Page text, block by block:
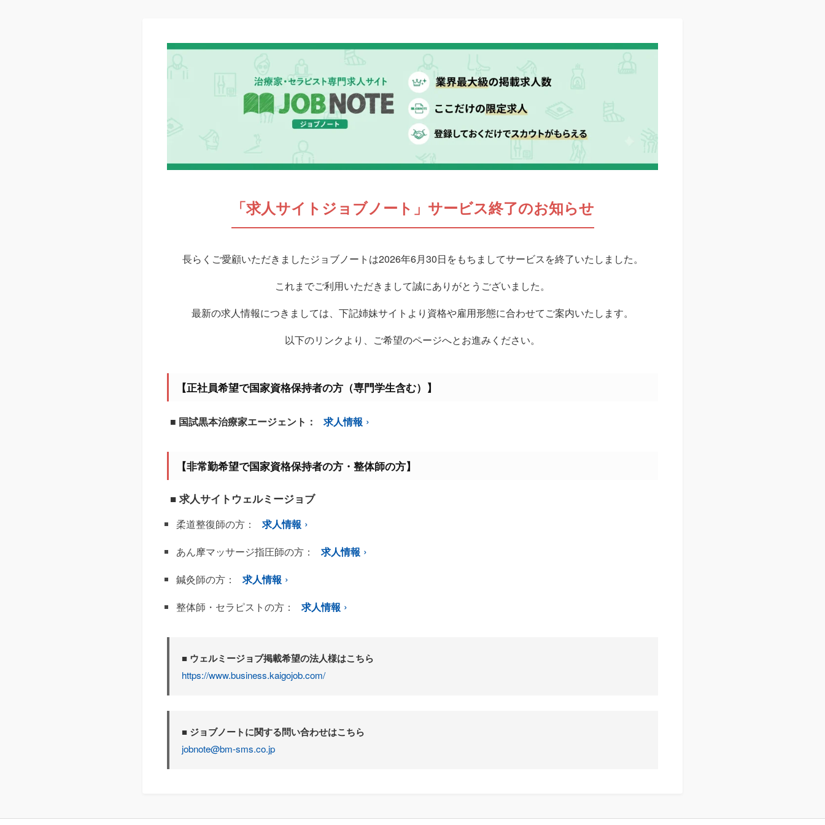
「求人サイトジョブノート」サービス終了のお知らせ
長らくご愛顧いただきましたジョブノートは2026年6月30日をもちましてサービスを終了いたしました。
これまでご利用いただきまして誠にありがとうございました。
最新の求人情報につきましては、下記姉妹サイトより資格や雇用形態に合わせてご案内いたします。
以下のリンクより、ご希望のページへとお進みください。
【正社員希望で国家資格保持者の方（専門学生含む）】
■ 国試黒本治療家エージェント： 求人情報
【非常勤希望で国家資格保持者の方・整体師の方】
■ 求人サイトウェルミージョブ
柔道整復師の方：
求人情報
あん摩マッサージ指圧師の方：
求人情報
鍼灸師の方：
求人情報
整体師・セラピストの方：
求人情報
■ ウェルミージョブ掲載希望の法人様はこちら
https://www.business.kaigojob.com/
■ ジョブノートに関する問い合わせはこちら
jobnote@bm-sms.co.jp